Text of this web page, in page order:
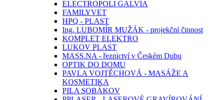
ELECTROPOLI GALVIA
FAMILYVET
HPQ - PLAST
Ing. LUBOMÍR MUŽÁK - projekční činnost
KOMPLET ELEKTRO
LUKOV PLAST
MASS.NA - řeznictví v Českém Dubu
OPTIK DO DOMU
PAVLA VOJTĚCHOVÁ - MASÁŽE A
KOSMETIKA
PILA SOBÁKOV